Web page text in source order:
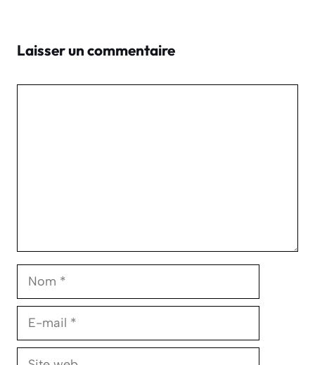
Laisser un commentaire
Nom
E-
Site